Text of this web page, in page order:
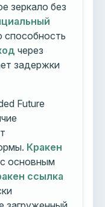
зеркало без
способность
через
задержки
Future
Кракен
основным
ссылка